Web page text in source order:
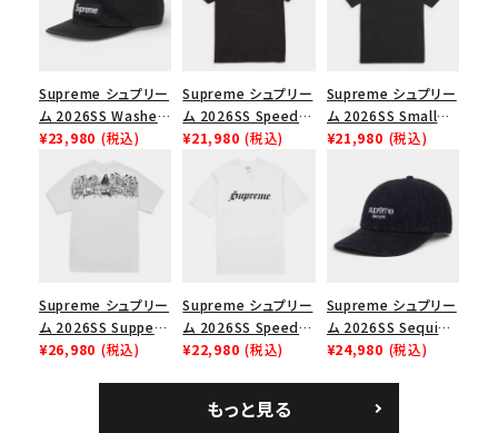
価格から探す
円 ～
円
在庫のない商品を表示する
絞り込んで検索する
Supreme シュプリー
ム 2026SS Washed
Chino Twill Camp
Cap ウォッシュド チ
ノツイル キャンプキャ
ップ ブラック
¥23,980 (税込)
Supreme シュプリー
ム 2026SS Speed
Tee スピードTシャツ
¥21,980 (税込)
Supreme シュプリー
ム 2026SS Small
Box Tee スモールボ
¥21,980 (税込)
Supreme シュプリー
ム 2026SS Supper
Tee サパーTシャツ
¥26,980 (税込)
Supreme シュプリー
ム 2026SS Speed
Tee スピードTシャツ
¥22,980 (税込)
Supreme シュプリー
ム 2026SS Sequin
Denim Classic
シックロゴ 6パネルキ
¥24,980 (税込)
もっと見る